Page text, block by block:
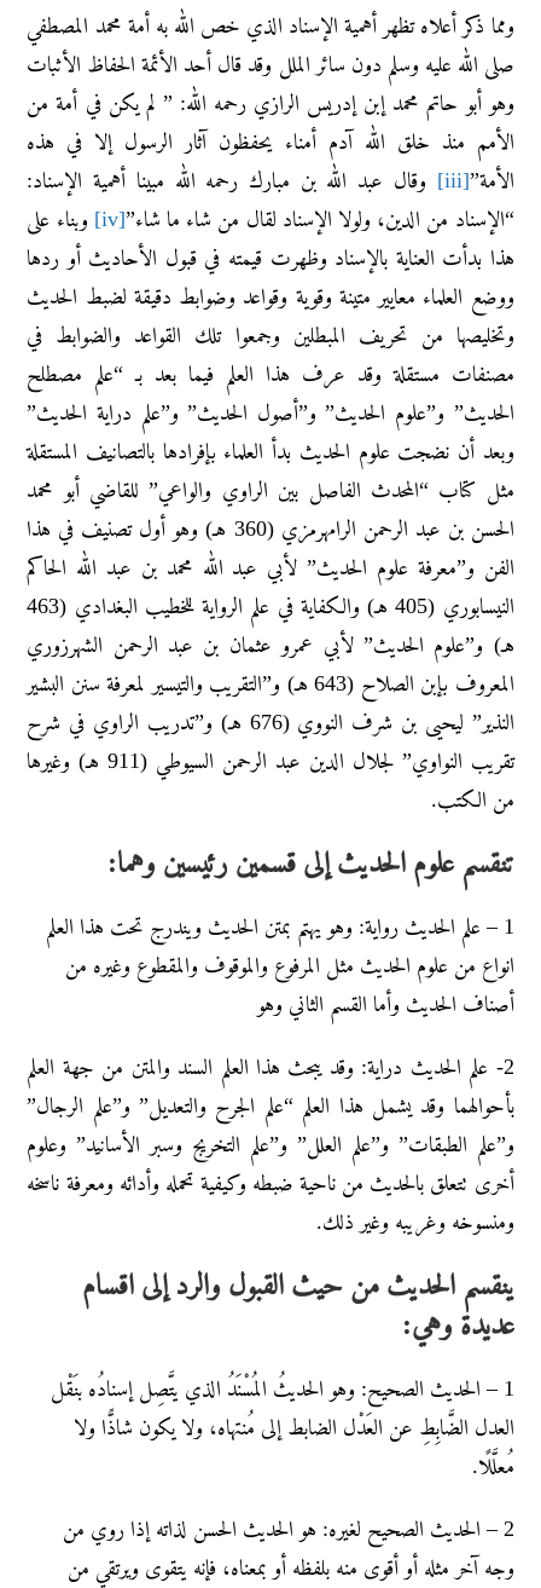
ومما ذكر أعلاه تظهر أهمية الإسناد الذي خص الله به أمة محمد المصطفي
صلى الله عليه وسلم دون سائر الملل وقد قال أحد الأئمة الحفاظ الأثبات
وهو أبو حاتم محمد إبن إدريس الرازي رحمه الله: ” ‌لم ‌يكن ‌في ‌أمة ‌من
‌الأمم منذ خلق الله آدم أمناء يحفظون آثار الرسول إلا في هذه
الأمة”[iii]
وقال عبد الله بن مبارك رحمه الله مبينا أهمية الإسناد:
“الإسناد ‌من ‌الدين، ولولا الإسناد لقال من شاء ما شاء”[iv]
وبناء على
هذا بدأت العناية بالإسناد وظهرت قيمته في قبول الأحاديث أو ردها
ووضع العلماء معايير متينة وقوية وقواعد وضوابط دقيقة لضبط الحديث
وتخليصها من تحريف المبطلين وجمعوا تلك القواعد والضوابط في
مصنفات مستقلة وقد عرف هذا العلم فيما بعد بـ “علم مصطلح
الحديث” و”علوم الحديث” و”أصول الحديث” و”علم دراية الحديث”
وبعد أن نضجت علوم الحديث بدأ العلماء بإفرادها بالتصانيف المستقلة
مثل كتاب “المحدث الفاصل بين الراوي والواعي” للقاضي أبو محمد
الحسن بن عبد الرحمن الرامهرمزي (360 هـ) وهو أول تصنيف في هذا
الفن و”معرفة علوم الحديث” لأبي عبد الله محمد بن عبد الله الحاكم
النيسابوري (405 هـ) والكفاية في علم الرواية للخطيب البغدادي (463
هـ) و”علوم الحديث” لأبي عمرو عثمان بن عبد الرحمن الشهرزوري
المعروف بإبن الصلاح (643 هـ) و”التقريب والتيسير لمعرفة سنن البشير
النذير” ليحيى بن شرف النووي (676 هـ) و”تدريب الراوي في شرح
تقريب النواوي” لجلال الدين عبد الرحمن السيوطي (911 هـ) وغيرها
من الكتب.
تنقسم علوم الحديث إلى قسمين رئيسين وهما:
1 – علم الحديث رواية: وهو يهتم بمتن الحديث ويندرج تحت هذا العلم
انواع من علوم الحديث مثل المرفوع والموقوف والمقطوع وغيره من
أصناف الحديث وأما القسم الثاني وهو
2- علم الحديث دراية: وقد يبحث هذا العلم السند والمتن من جهة العلم
بأحوالهما وقد يشمل هذا العلم “علم الجرح والتعديل” و”علم الرجال”
و”علم الطبقات” و”علم العلل” و”علم التخريج وسبر الأسانيد” وعلوم
أخرى تتعلق بالحديث من ناحية ضبطه وكيفية تحمله وأدائه ومعرفة ناسخه
ومنسوخه وغريبه وغير ذلك.
ينقسم الحديث من حيث القبول والرد إلى اقسام
عديدة وهي:
1 – الحديث الصحيح: وهو الحديثُ المُسْنَدُ الذي يتَّصِل إسنادُه بنَقْل
العدل الضَّابِطِ عن العَدْل الضابط إلى مُنتهاه، ولا يكون شاذًّا ولا
مُعلَّلًا.
2 – الحديث الصحيح لغيره: هو الحديث الحسن لذاته إذا روي من
وجه آخر مثله أو أقوى منه بلفظه أو بمعناه، فإنه يتقوى ويرتقي من